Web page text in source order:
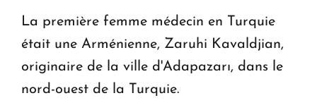
La première femme médecin en Turquie
était une Arménienne, Zaruhi Kavaldjian,
originaire de la ville d'Adapazarı, dans le
nord-ouest de la Turquie.